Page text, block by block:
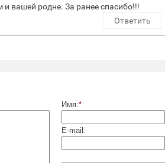
вашей родне. За ранее спасибо!!!
Ответить
Имя:*
E-mail: